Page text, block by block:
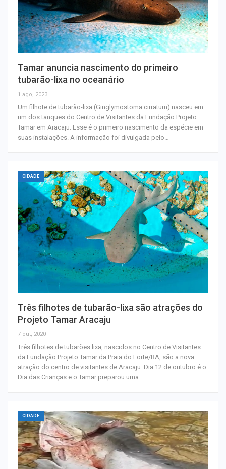
Tamar anuncia nascimento do primeiro
tubarão-lixa no oceanário
1 ago, 2023
Um filhote de tubarão-lixa (Ginglymostoma cirratum) nasceu em
um dos tanques do Centro de Visitantes da Fundação Projeto
Tamar em Aracaju. Esse é o primeiro nascimento da espécie em
suas instalações. A informação foi divulgada pelo…
CIDADE
Três filhotes de tubarão-lixa são atrações do
Projeto Tamar Aracaju
7 out, 2020
Três filhotes de tubarões lixa, nascidos no Centro de Visitantes
da Fundação Projeto Tamar da Praia do Forte/BA, são a nova
atração do centro de visitantes de Aracaju. Dia 12 de outubro é o
Dia das Crianças e o Tamar preparou uma…
CIDADE